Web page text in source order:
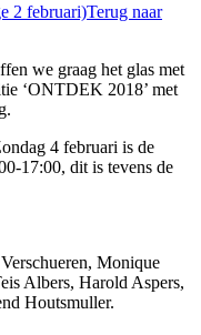
Terug naar
we graag het glas met
‘ONTDEK 2018’ met
4 februari is de
17:00, dit is tevens de
Monique
Albers, Harold Aspers,
Houtsmuller.